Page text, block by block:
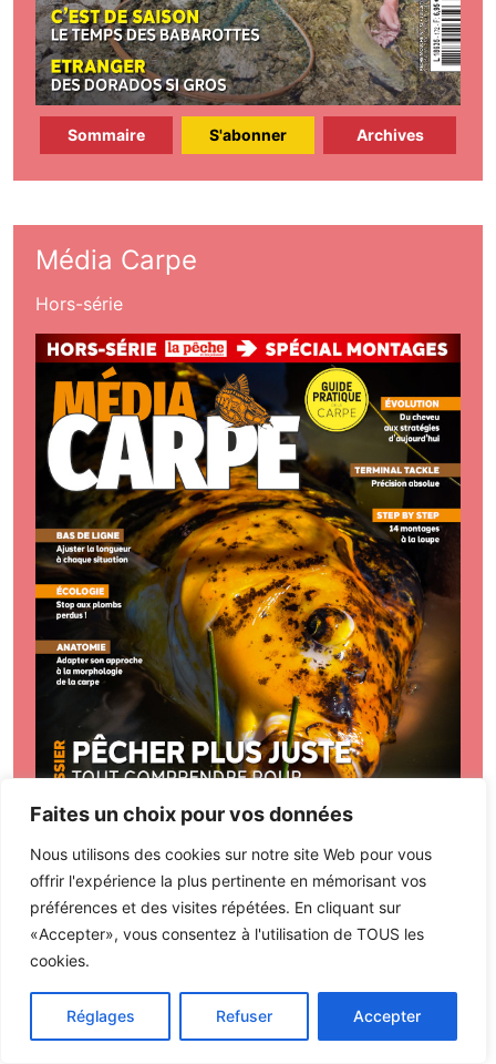
Faites un choix pour vos données
Nous utilisons des cookies sur notre site Web pour vous
offrir l'expérience la plus pertinente en mémorisant vos
préférences et des visites répétées. En cliquant sur
«Accepter», vous consentez à l'utilisation de TOUS les
cookies.
Réglages Refuser Accepter
Sommaire S'abonner Archives
Média Carpe
Hors-série